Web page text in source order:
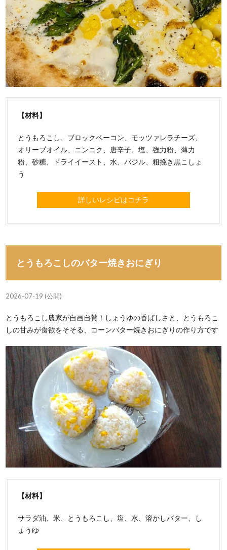
【材料】
とうもろこし、ブロックベーコン、モッツァレラチーズ、
オリーブオイル、ニンニク、唐辛子、塩、強力粉、薄力
粉、砂糖、ドライイースト、水、バジル、粗挽き黒こしょ
う
詳しいレシピはコチラ
とうもろこしのバター焼きおにぎり
2026-07-19 (公開)
とうもろこし農家が自画自賛！しょうゆの香ばしさと、とうもろこ
しの甘みが食欲をそそる、コーンバター焼きおにぎりの作り方です
【材料】
サラダ油、米、とうもろこし、塩、水、溶かしバター、し
ょうゆ